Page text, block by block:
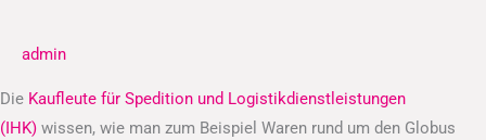
admin
Die Kaufleute für Spedition und Logistikdienstleistungen
(IHK) wissen, wie man zum Beispiel Waren rund um den Globus
Logistikdienstleistungen